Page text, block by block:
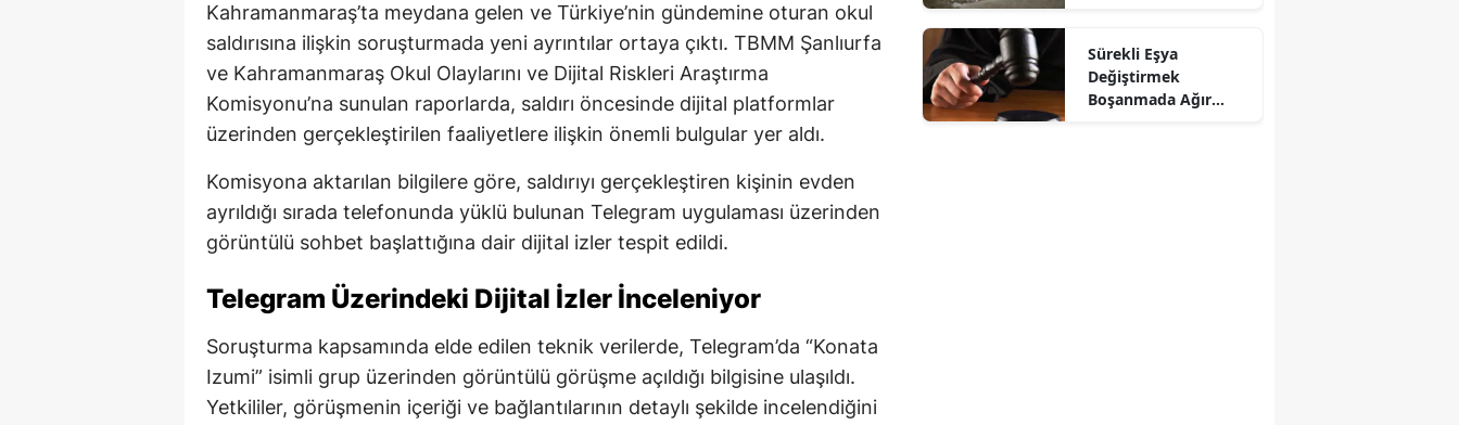
Kahramanmaraş’ta meydana gelen ve Türkiye’nin gündemine oturan okul
saldırısına ilişkin soruşturmada yeni ayrıntılar ortaya çıktı. TBMM Şanlıurfa
ve Kahramanmaraş Okul Olaylarını ve Dijital Riskleri Araştırma
Komisyonu’na sunulan raporlarda, saldırı öncesinde dijital platformlar
üzerinden gerçekleştirilen faaliyetlere ilişkin önemli bulgular yer aldı.
Komisyona aktarılan bilgilere göre, saldırıyı gerçekleştiren kişinin evden
ayrıldığı sırada telefonunda yüklü bulunan Telegram uygulaması üzerinden
görüntülü sohbet başlattığına dair dijital izler tespit edildi.
Telegram Üzerindeki Dijital İzler İnceleniyor
Soruşturma kapsamında elde edilen teknik verilerde, Telegram’da “Konata
Izumi” isimli grup üzerinden görüntülü görüşme açıldığı bilgisine ulaşıldı.
Yetkililer, görüşmenin içeriği ve bağlantılarının detaylı şekilde incelendiğini
Sürekli Eşya
Değiştirmek
Boşanmada Ağır